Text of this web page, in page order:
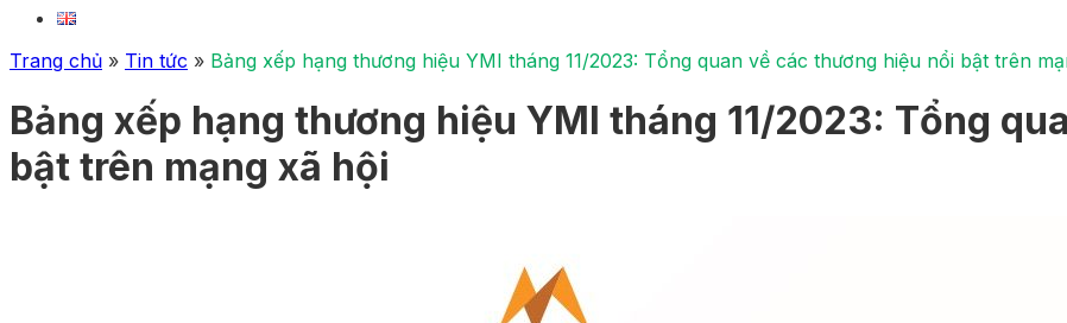
Trang chủ » Tin tức » Bảng xếp hạng thương hiệu YMI tháng 11/2023: Tổng quan về các thương hiệu nổi bật trên
Bảng xếp hạng thương hiệu YMI tháng 11/2023: Tổng
bật trên mạng xã hội